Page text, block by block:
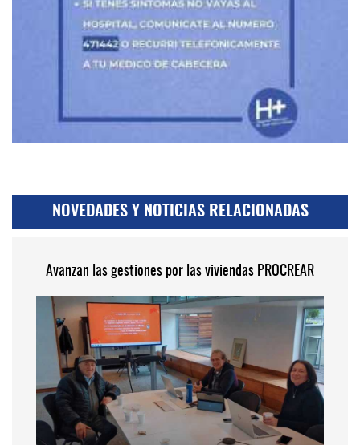
NOVEDADES Y NOTICIAS RELACIONADAS
Avanzan las gestiones por las viviendas PROCREAR